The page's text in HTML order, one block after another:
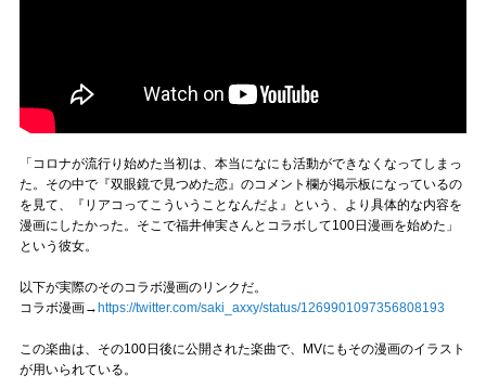
「コロナが流行り始めた当初は、本当になにも活動ができなくなってしまっ
た。その中で『双眼鏡で見つめた恋』のコメント欄が掲示板になっているの
を見て、『リアコってこういうことなんだよ』という、より具体的な内容を
漫画にしたかった。そこで福井伸実さんとコラボして100日漫画を始めた」
という彼女。
以下が実際のそのコラボ漫画のリンクだ。
コラボ漫画→https://twitter.com/saki_axxy/status/1269901097356808193
この楽曲は、その100日後に公開された楽曲で、MVにもその漫画のイラスト
が用いられている。